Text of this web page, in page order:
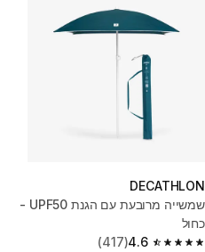
DECATHLON
שמשייה מרובעת עם הגנת UPF50 -
כחול
4.6
(417)